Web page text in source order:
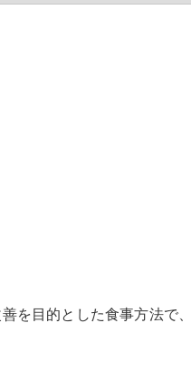
を目的とした食事方法で